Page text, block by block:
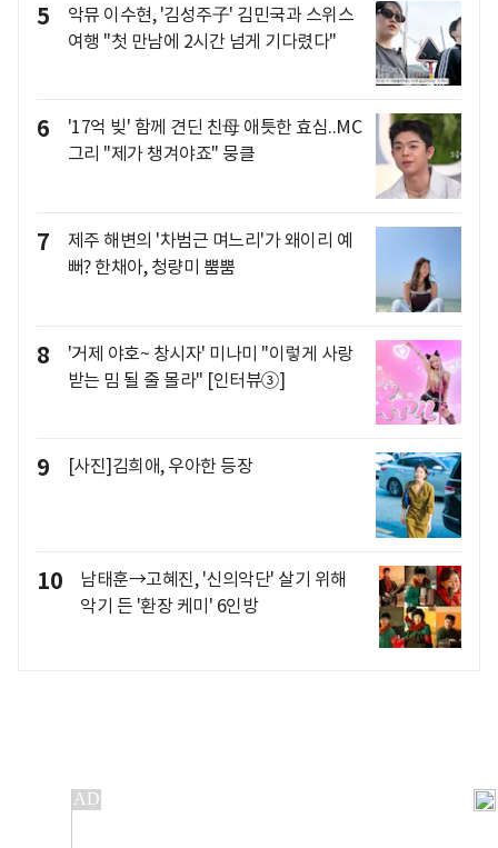
5
악뮤 이수현, '김성주子' 김민국과 스위스
여행 "첫 만남에 2시간 넘게 기다렸다"
6
'17억 빚' 함께 견딘 친母 애틋한 효심..MC
그리 "제가 챙겨야죠" 뭉클
7
제주 해변의 '차범근 며느리'가 왜이리 예
뻐? 한채아, 청량미 뿜뿜
8
'거제 야호~ 창시자' 미나미 "이렇게 사랑
받는 밈 될 줄 몰라" [인터뷰③]
9 [사진]김희애, 우아한 등장
10
남태훈→고혜진, '신의악단' 살기 위해
악기 든 '환장 케미' 6인방